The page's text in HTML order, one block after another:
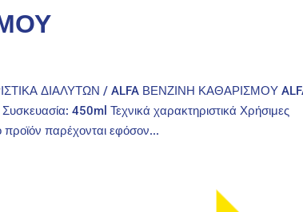
ΔΙΑΛΥΤΩΝ / ALFA ΒΕΝΖΙΝΗ ΚΑΘΑΡΙΣΜΟΥ
450ml Τεχνικά χαρακτηριστικά Χρήσιμες
παρέχονται εφόσον...